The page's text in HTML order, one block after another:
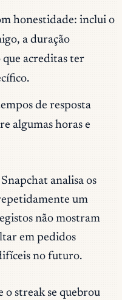
honestidade: inclui o
a duração
acreditas ter
de resposta
algumas horas e
analisa os
um
não mostram
em pedidos
no futuro.
o streak se quebrou